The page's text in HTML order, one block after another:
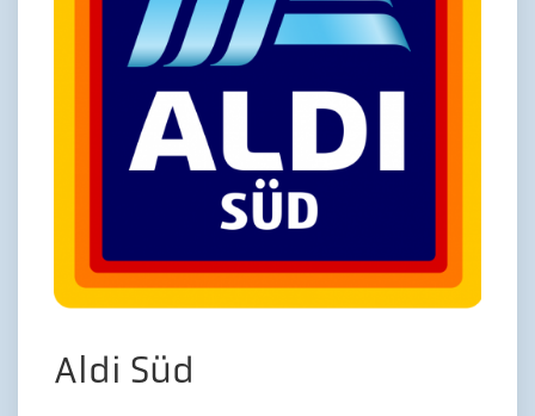
Aldi Süd